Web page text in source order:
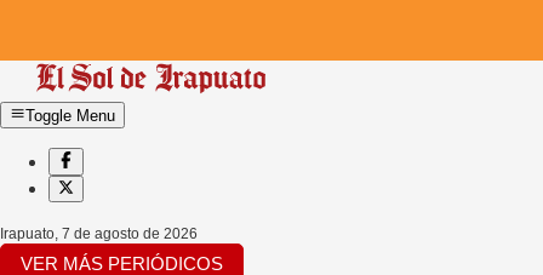
Toggle Menu
Irapuato, 7 de agosto de 2026
VER MÁS PERIÓDICOS